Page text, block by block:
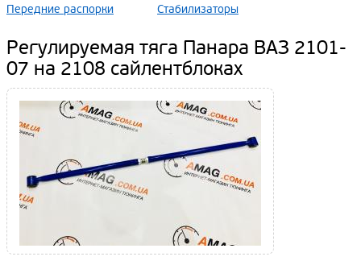
Передние распорки
Стабилизаторы
Регулируемая тяга Панара ВАЗ 2101-
07 на 2108 сайлентблоках